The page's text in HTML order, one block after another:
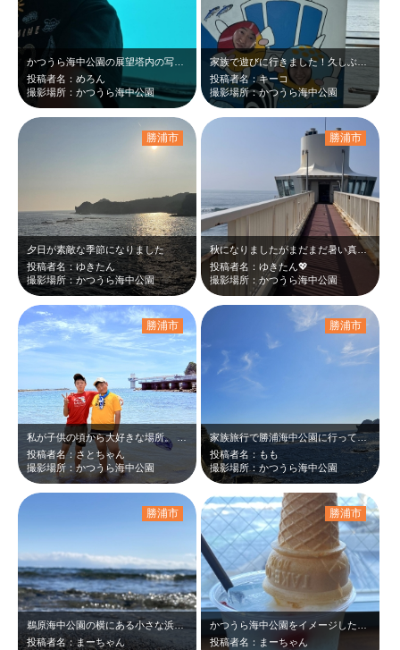
かつうら海中公園の展望塔内の写真です。 自分が海の中にいるのが不思議で、子供…
投稿者名：めろん
撮影場所：かつうら海中公園
家族で遊びに行きました！久しぶりに海中公園なら行きましたが、沢山魚がいて、楽し…
投稿者名：キーコ
撮影場所：かつうら海中公園
夕日が素敵な季節になりました
投稿者名：ゆきたん
撮影場所：かつうら海中公園
勝浦市
秋になりましたがまだまだ暑い真夏の様な海！今年は夏が長い！
投稿者名：ゆきたん💖
撮影場所：かつうら海中公園
勝浦市
私が子供の頃から大好きな場所。 息子たちも、小さい頃からここで磯遊びを楽しん…
投稿者名：さとちゃん
撮影場所：かつうら海中公園
勝浦市
家族旅行で勝浦海中公園に行って来ました！
投稿者名：もも
撮影場所：かつうら海中公園
勝浦市
鵜原海中公園の横にある小さな浜辺で撮りました。海と空が大きく見えて気分が上がる…
投稿者名：まーちゃん
勝浦市
投稿者名：まーちゃん
勝浦市